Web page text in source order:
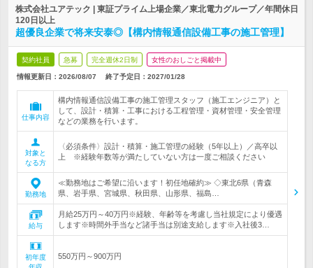
株式会社ユアテック | 東証プライム上場企業／東北電力グループ／年間休日
120日以上
超優良企業で将来安泰◎【構内情報通信設備工事の施工管理】
契約社員 急募 完全週休2日制 女性のおしごと掲載中
情報更新日：2026/08/07 終了予定日： 2027/01/28
仕事内容
構内情報通信設備工事の施工管理スタッフ（施工エンジニア）と
して、設計・積算・工事における工程管理・資材管理・安全管理
などの業務を行います。
対象と
なる方
〈必須条件〉設計・積算・施工管理の経験（5年以上）／高卒以
上 ※経験年数等が満たしていない方は一度ご相談ください
勤務地
≪勤務地はご希望に沿います！初任地確約≫ ◇東北6県（青森
県、岩手県、宮城県、秋田県、山形県、福島…
給与
月給25万円～40万円※経験、年齢等を考慮し当社規定により優遇
します※時間外手当など諸手当は別途支給します※入社後3…
初年度
550万円～900万円